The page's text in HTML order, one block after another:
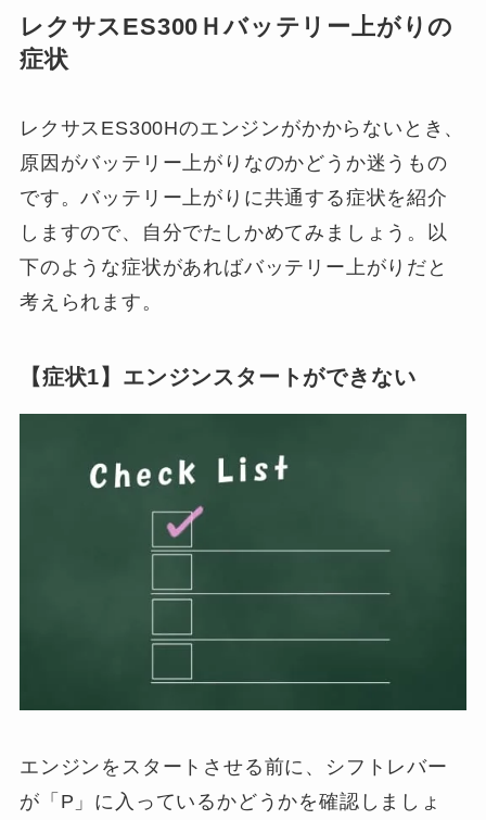
レクサスES300Ｈバッテリー上がりの
症状
レクサスES300Hのエンジンがかからないとき、
原因がバッテリー上がりなのかどうか迷うもの
です。バッテリー上がりに共通する症状を紹介
しますので、自分でたしかめてみましょう。以
下のような症状があればバッテリー上がりだと
考えられます。
【症状1】エンジンスタートができない
エンジンをスタートさせる前に、シフトレバー
が「P」に入っているかどうかを確認しましょ